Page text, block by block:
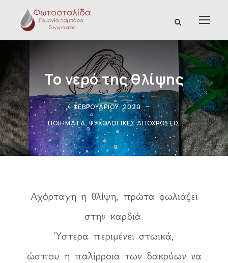
Το νερό της θλίψης
4 ΦΕΒΡΟΥΑΡΊΟΥ, 2020
ΠΟΙΉΜΑΤΑ,ΨΥΧΟΛΟΓΙΚΈΣ ΑΠΟΧΡΏΣΕΙΣ
Αχόρταγη η θλίψη, πρώτα φωλιάζει
στην καρδιά.
Ύστερα περιμένει στωικά,
ώσπου η παλίρροια των δακρύων να